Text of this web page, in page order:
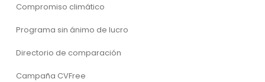
Compromiso climático
Programa sin ánimo de lucro
Directorio de comparación
Campaña CVFree